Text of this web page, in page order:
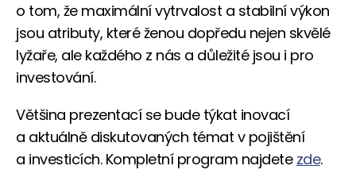
o tom, že maximální vytrvalost a stabilní výkon
jsou atributy, které ženou dopředu nejen skvělé
lyžaře, ale každého z nás a důležité jsou i pro
investování.
Většina prezentací se bude týkat inovací
a aktuálně diskutovaných témat v pojištění
a investicích. Kompletní program najdete zde.